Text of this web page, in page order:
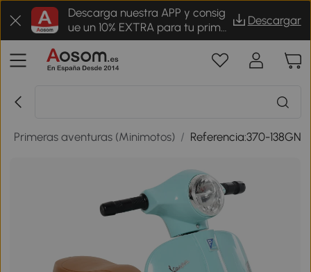
Descarga nuestra APP y consig
ue un 10% EXTRA para tu prime
r pedido
Descargar
Primeras aventuras (Minimotos) / Referencia:370-138GN